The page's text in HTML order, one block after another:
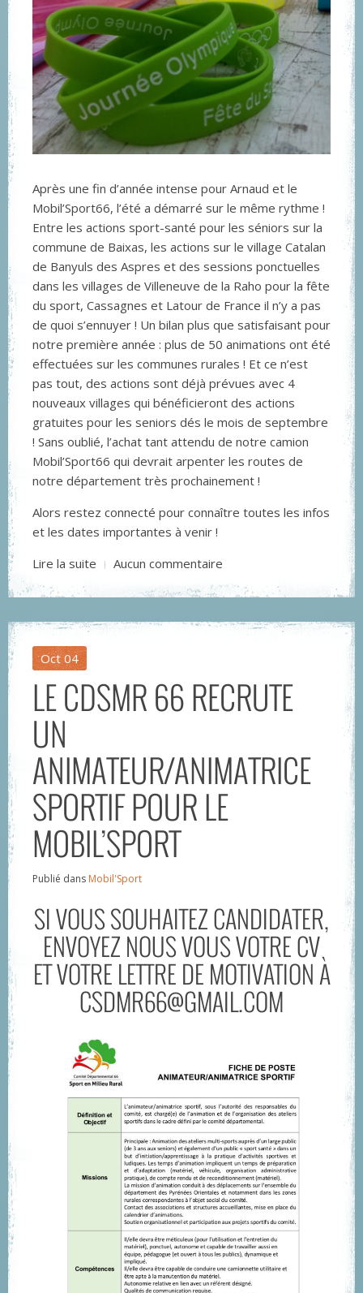
Après une fin d’année intense pour Arnaud et le
Mobil’Sport66, l’été a démarré sur le même rythme !
Entre les actions sport-santé pour les séniors sur la
commune de Baixas, les actions sur le village Catalan
de Banyuls des Aspres et des sessions ponctuelles
dans les villages de Villeneuve de la Raho pour la fête
du sport, Cassagnes et Latour de France il n’y a pas
de quoi s’ennuyer ! Un bilan plus que satisfaisant pour
notre première année : plus de 50 animations ont été
effectuées sur les communes rurales ! Et ce n’est
pas tout, des actions sont déjà prévues avec 4
nouveaux villages qui bénéficieront des actions
gratuites pour les seniors dés le mois de septembre
! Sans oublié, l’achat tant attendu de notre camion
Mobil’Sport66 qui devrait arpenter les routes de
notre département très prochainement !
Alors restez connecté pour connaître toutes les infos
et les dates importantes à venir !
Lire la suite
Aucun commentaire
Oct 04
LE CDSMR 66 RECRUTE
UN
ANIMATEUR/ANIMATRICE
SPORTIF POUR LE
MOBIL’SPORT
Publié dans Mobil'Sport
SI VOUS SOUHAITEZ CANDIDATER,
ENVOYEZ NOUS VOUS VOTRE CV
ET VOTRE LETTRE DE MOTIVATION À
CSDMR66@GMAIL.COM